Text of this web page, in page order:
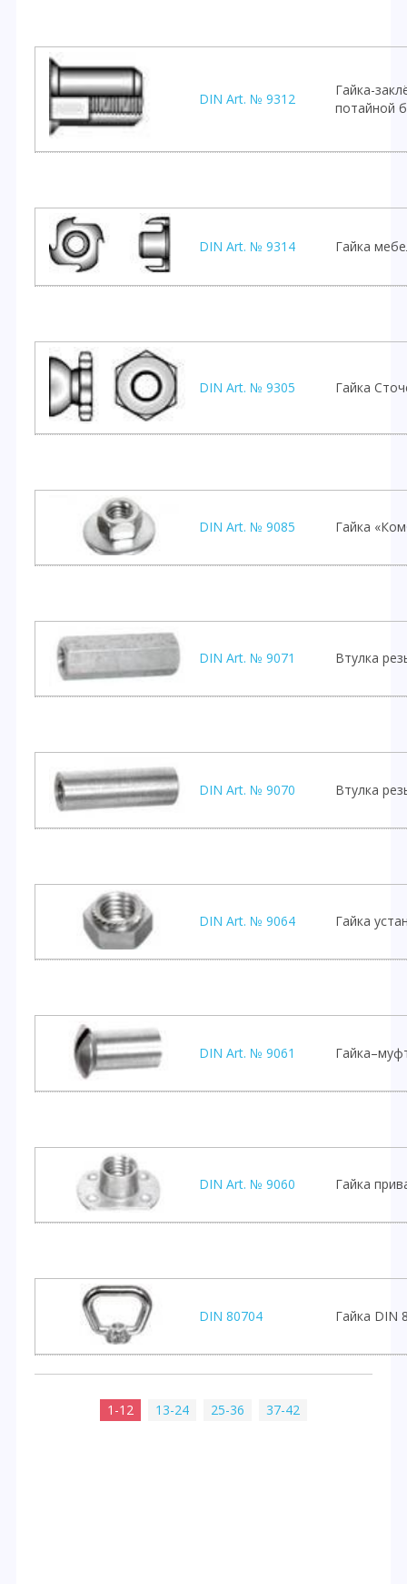
DIN Art. № 9312
Гайка-
потайной
DIN Art. № 9314 Гайка
DIN Art. № 9305 Гайка
DIN Art. № 9085 Гайка
DIN Art. № 9071 Втулка
DIN Art. № 9070 Втулка
DIN Art. № 9064 Гайка
DIN Art. № 9061
DIN Art. № 9060 Гайка
DIN 80704 Гайка DIN
1-12 13-24 25-36 37-42